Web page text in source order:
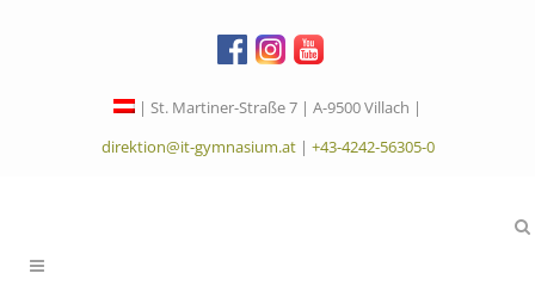
| St. Martiner-Straße 7 | A-9500 Villach |
direktion@it-gymnasium.at| +43-4242-56305-0